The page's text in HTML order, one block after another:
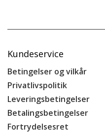
Kundeservice
Betingelser og vilkår
Privatlivspolitik
Leveringsbetingelser
Betalingsbetingelser
Fortrydelsesret